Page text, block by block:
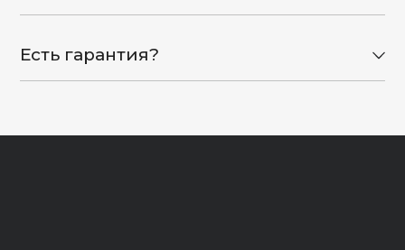
Есть гарантия?